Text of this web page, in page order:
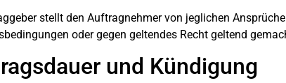
stellt den Auftragnehmer von jeglichen
oder gegen geltendes Recht geltend
und Kündigung